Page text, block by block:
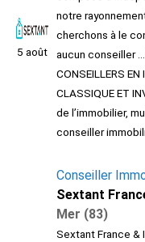
5 août
notre
cherchons à le
aucun conseiller ...
CONSEILLERS
CLASSIQUE ET
de l’immobilier,
conseiller
Conseiller
Sextant
Mer (83)
Sextant France &